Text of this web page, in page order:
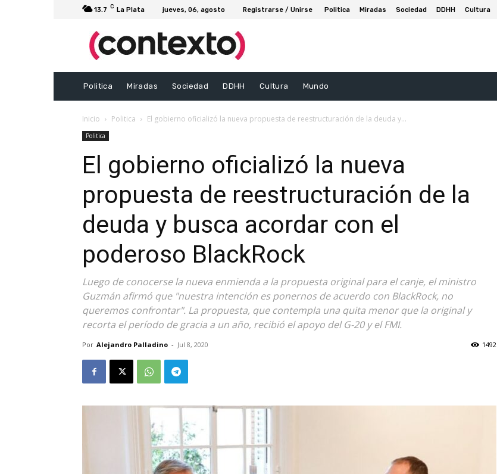
13.7 C La Plata jueves, 06, agosto Registrarse / Unirse Politica Miradas Sociedad DDHH Cultura
Politica Miradas Sociedad DDHH Cultura Mundo
Inicio Politica El gobierno oficializó la nueva propuesta de reestructuración de la deuda y...
Politica
El gobierno oficializó la nueva
propuesta de reestructuración de la
deuda y busca acordar con el
poderoso BlackRock
Luego de conocerse la nueva enmienda a la propuesta original para el canje, el ministro
Guzmán afirmó que "nuestra intención es ponernos de acuerdo con BlackRock, no
queremos confrontar". La propuesta, que contempla una quita menor que la original y
recorta el período de gracia a un año, recibió el apoyo del G-20 y el FMI.
Por Alejandro Palladino - Jul 8, 2020 1492